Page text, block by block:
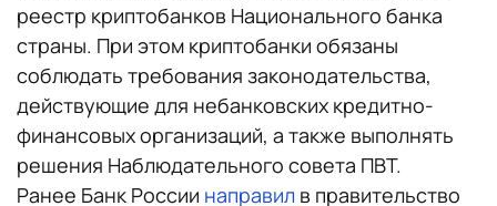
реестр криптобанков Национального банка
страны. При этом криптобанки обязаны
соблюдать требования законодательства,
действующие для небанковских кредитно-
финансовых организаций, а также выполнять
решения Наблюдательного совета ПВТ.
Ранее Банк России направил в правительство